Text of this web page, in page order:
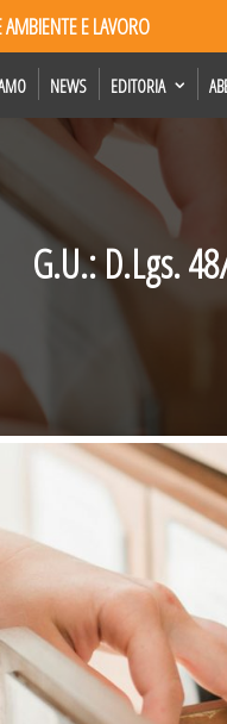
E LAVORO
NEWS EDITORIA
G.U.: D.Lgs.